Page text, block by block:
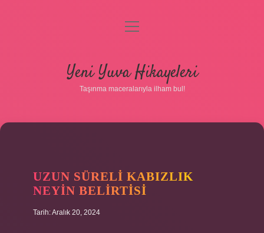
Gizlilik Politikası
Hakkımızda
menüyü
Yeni Yuva Hikayeleri
Taşınma maceralarıyla ilham bul!
UZUN SÜRELI KABIZLIK
NEYIN BELIRTISI
Tarih: Aralık 20, 2024